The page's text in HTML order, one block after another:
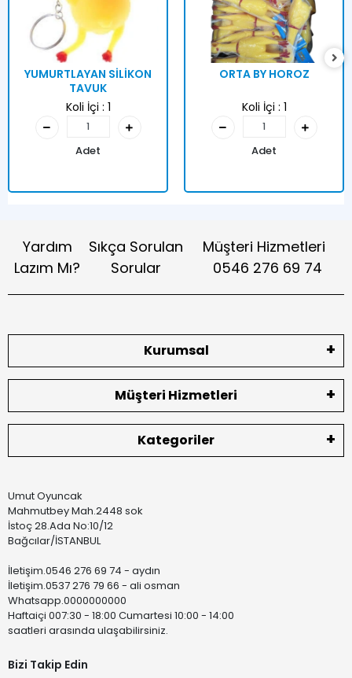
YUMURTLAYAN SİLİKON
TAVUK
Koli İçi : 1
Adet
ORTA BY HOROZ
Koli İçi : 1
Adet
Yardım
Lazım Mı?
Sıkça Sorulan
Sorular
Müşteri Hizmetleri
0546 276 69 74
Kurumsal
Müşteri Hizmetleri
Kategoriler
Umut Oyuncak
Mahmutbey Mah.2448 sok
İstoç 28.Ada No:10/12
Bağcılar/İSTANBUL
İletişim.0546 276 69 74 - aydın
İletişim.0537 276 79 66 - ali osman
Whatsapp.0000000000
Haftaiçi 007:30 - 18:00 Cumartesi 10:00 - 14:00
saatleri arasında ulaşabilirsiniz.
Bizi Takip Edin